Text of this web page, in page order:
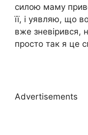
силою маму
її, і уявляю, що
вже зневірився,
просто так я це
Advertisements